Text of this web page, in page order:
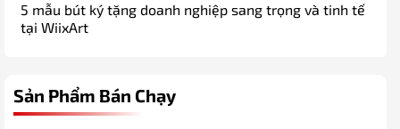
5 mẫu bút ký tặng doanh nghiệp sang trọng và tinh tế
tại WiixArt
Sản Phẩm Bán Chạy